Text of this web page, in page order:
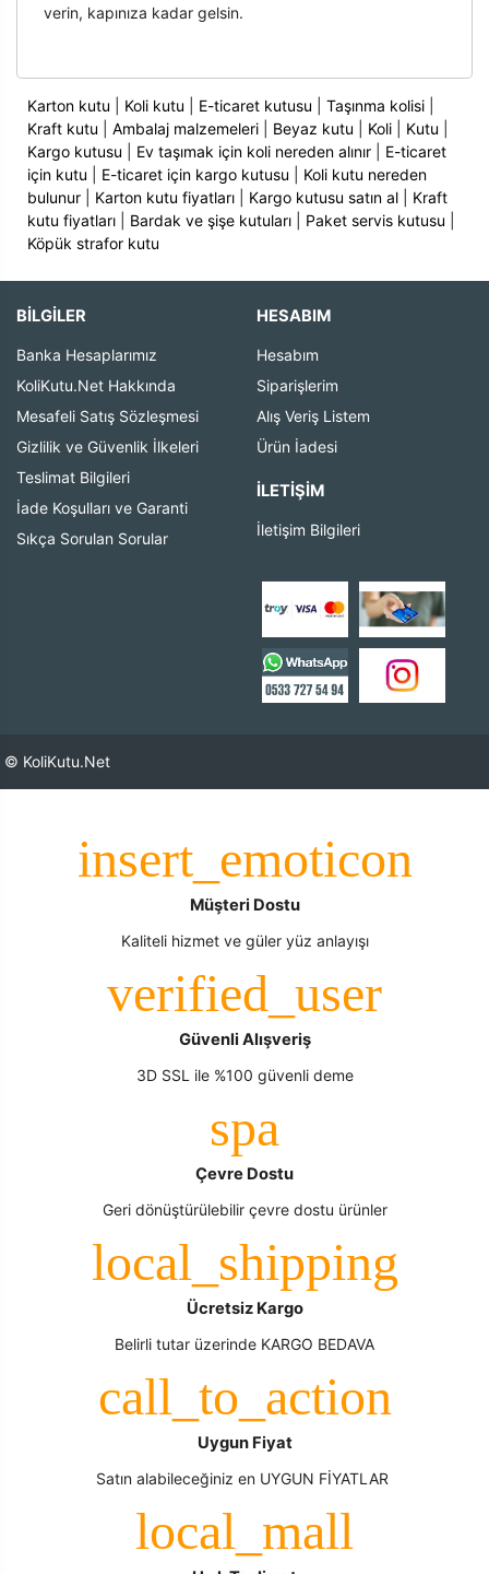
verin, kapınıza kadar gelsin.
Karton kutu Koli kutu E-ticaret kutusu Taşınma kolisi|
Kraft kutu
Ambalaj malzemeleri| Beyaz kutu Koli| Kutu
Kargo kutusu
Ev taşımak için koli nereden alınır| E-ticaret
için kutu
E-ticaret için kargo kutusu
Koli kutu nereden
bulunur| Karton kutu fiyatları| Kargo kutusu satın al| Kraft
kutu fiyatları| Bardak ve şişe kutuları| Paket servis kutusu
Köpük strafor kutu
BİLGİLER
Banka Hesaplarımız
KoliKutu.Net Hakkında
Mesafeli Satış Sözleşmesi
Gizlilik ve Güvenlik İlkeleri
Teslimat Bilgileri
İade Koşulları ve Garanti
Sıkça Sorulan Sorular
HESABIM
Hesabım
Siparişlerim
Alış Veriş Listem
Ürün İadesi
İLETIŞIM
İletişim Bilgileri
© KoliKutu.Net
Müşteri Dostu
Kaliteli hizmet ve güler yüz anlayışı
Güvenli Alışveriş
3D SSL ile %100 güvenli deme
Çevre Dostu
Geri dönüştürülebilir çevre dostu ürünler
Ücretsiz Kargo
Belirli tutar üzerinde KARGO BEDAVA
Uygun Fiyat
Satın alabileceğiniz en UYGUN FİYATLAR